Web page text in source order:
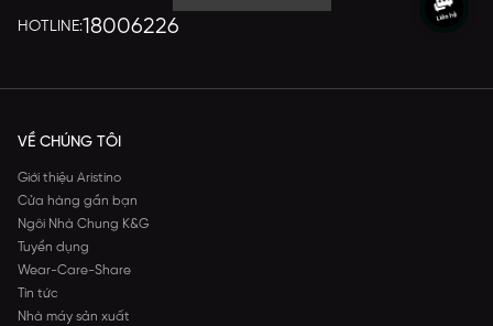
HOTLINE:18006226
VỀ CHÚNG TÔI
Giới thiệu Aristino
Cửa hàng gần bạn
Ngôi Nhà Chung K&G
Tuyển dụng
Wear-Care-Share
Tin tức
Nhà máy sản xuất